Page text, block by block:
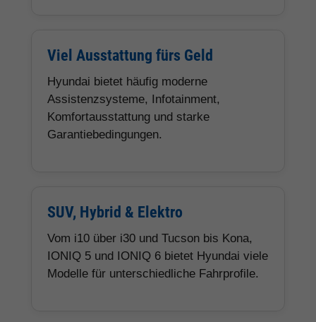
Viel Ausstattung fürs Geld
Hyundai bietet häufig moderne
Assistenzsysteme, Infotainment,
Komfortausstattung und starke
Garantiebedingungen.
SUV, Hybrid & Elektro
Vom i10 über i30 und Tucson bis Kona,
IONIQ 5 und IONIQ 6 bietet Hyundai viele
Modelle für unterschiedliche Fahrprofile.